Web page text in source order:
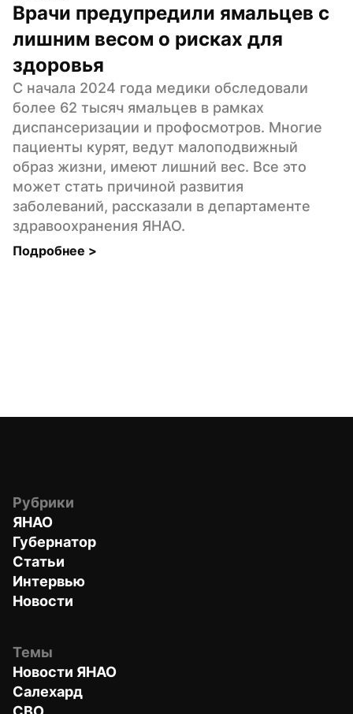
Врачи предупредили ямальцев с
лишним весом о рисках для
здоровья
С начала 2024 года медики обследовали
более 62 тысяч ямальцев в рамках
диспансеризации и профосмотров. Многие
пациенты курят, ведут малоподвижный
образ жизни, имеют лишний вес. Все это
может стать причиной развития
заболеваний, рассказали в департаменте
здравоохранения ЯНАО.
Подробнее >
Рубрики
ЯНАО
Губернатор
Статьи
Интервью
Новости
Темы
Новости ЯНАО
Салехард